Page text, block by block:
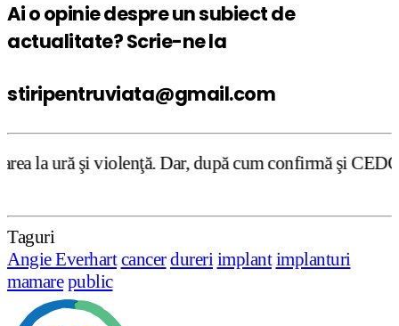
Ai o opinie despre un subiect de
actualitate? Scrie-ne la
stiripentruviata@gmail.com
Dar, după cum confirmă şi CEDO în cazul
Taguri
Angie Everhart cancerdureri implant implanturi
mamare public